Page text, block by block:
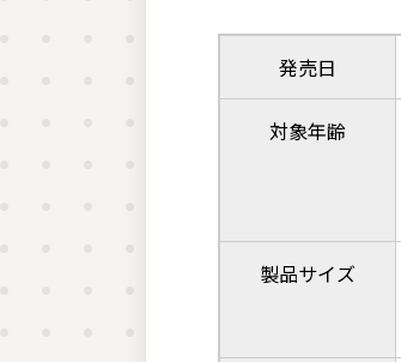
発売日
対象年齢
製品サイズ